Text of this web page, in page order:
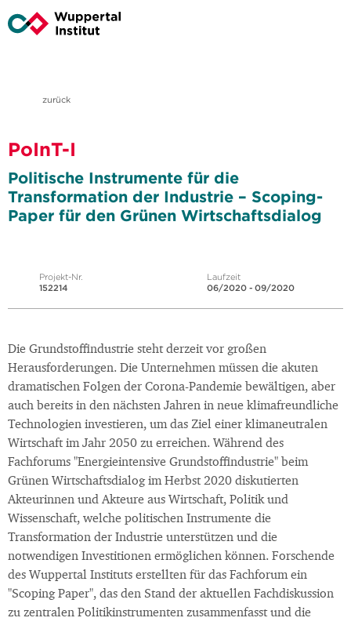
zurück
PoInT-I
Politische Instrumente für die
Transformation der Industrie – Scoping-
Paper für den Grünen Wirtschaftsdialog
Projekt-Nr.
152214
Laufzeit
06/2020 - 09/2020
Die Grundstoffindustrie steht derzeit vor großen
Herausforderungen. Die Unternehmen müssen die akuten
dramatischen Folgen der Corona-Pandemie bewältigen, aber
auch bereits in den nächsten Jahren in neue klimafreundliche
Technologien investieren, um das Ziel einer klimaneutralen
Wirtschaft im Jahr 2050 zu erreichen. Während des
Fachforums "Energieintensive Grundstoffindustrie" beim
Grünen Wirtschaftsdialog im Herbst 2020 diskutierten
Akteurinnen und Akteure aus Wirtschaft, Politik und
Wissenschaft, welche politischen Instrumente die
Transformation der Industrie unterstützen und die
notwendigen Investitionen ermöglichen können. Forschende
des Wuppertal Instituts erstellten für das Fachforum ein
"Scoping Paper", das den Stand der aktuellen Fachdiskussion
zu zentralen Politikinstrumenten zusammenfasst und die